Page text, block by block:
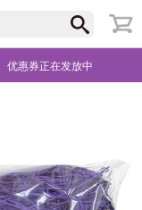
优惠券正在发放中